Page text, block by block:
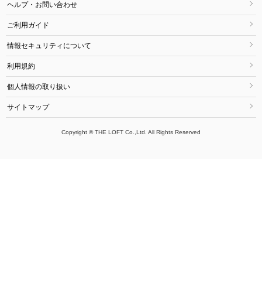
ヘルプ・お問い合わせ
ご利用ガイド
情報セキュリティについて
利用規約
個人情報の取り扱い
サイトマップ
Copyright © THE LOFT Co.,Ltd. All Rights Reserved